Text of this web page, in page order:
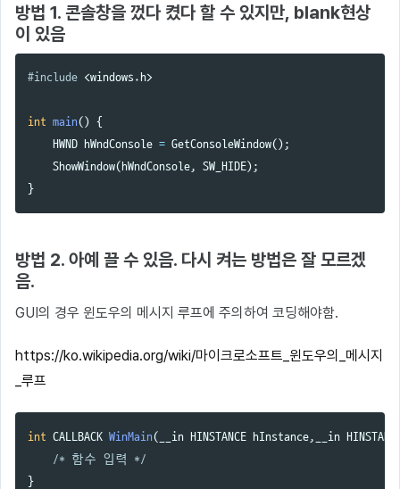
방법 1. 콘솔창을 껐다 켰다 할 수 있지만, blank현상
이 있음
#include <windows.h>
int main() {
HWND hWndConsole = GetConsoleWindow();
ShowWindow( hWndConsole, SW_HIDE);
}
방법 2. 아예 끌 수 있음. 다시 켜는 방법은 잘 모르겠
음.
GUI의 경우 윈도우의 메시지 루프에 주의하여 코딩해야함.
https://ko.wikipedia.org/wiki/마이크로소프트_윈도우의_메시지
_루프
int CALLBACK WinMain( __in HINSTANCE hInstance, __in
/* 함수 입력 */
}